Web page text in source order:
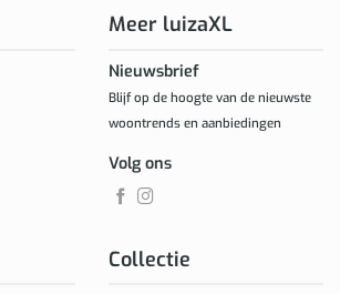
Collectie
Meer luizaXL
Nieuwsbrief
Blijf op de hoogte van de nieuwste
woontrends en aanbiedingen
Volg ons